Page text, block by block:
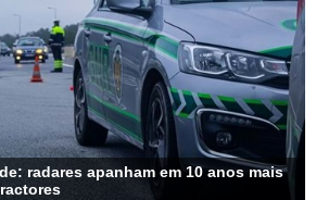
radares apanham em 10 anos mais